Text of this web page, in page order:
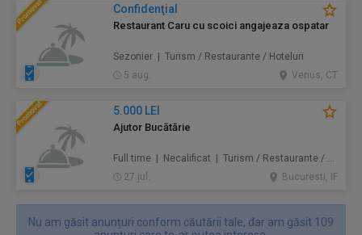
Confidenţial
Restaurant Caru cu scoici angajeaza ospatar
Sezonier | Turism / Restaurante / Hoteluri
5 aug.
Venus, CT
5.000 LEI
Ajutor Bucătărie
Full time | Necalificat | Turism / Restaurante / Hoteluri
27 jul.
Bucuresti, IF
Nu am găsit anunțuri conform căutării tale, dar am găsit 109